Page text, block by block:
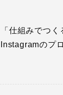
「仕組みでつく
Instagramのプ